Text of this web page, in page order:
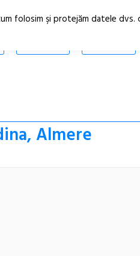
Almere
folosim şi protejăm datele